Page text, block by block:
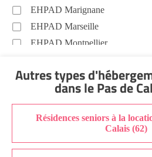
EHPAD Marignane
EHPAD Marseille
EHPAD Montpellier
EHPAD Nice
EHPAD Paris
EHPAD Saint-Etienne
EHPAD Toulouse
Autres types
dans le Pas de
Résidences seniors à la
Calais (62)